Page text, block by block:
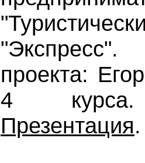
проекта:
4
Презентация